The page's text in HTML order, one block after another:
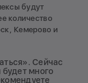
будут
количество
Кемерово и
Сейчас
будет много